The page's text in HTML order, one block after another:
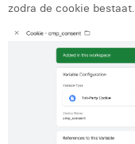
zodra de cookie bestaat.